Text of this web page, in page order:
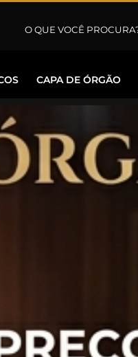
CAPA DE ÓRGÃO